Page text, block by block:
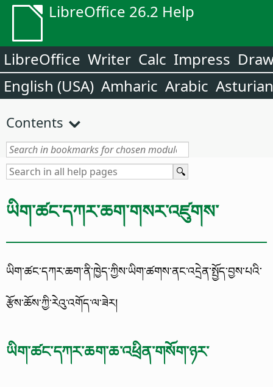
LibreOffice 26.2 Help
LibreOffice Writer Calc Impress
English (USA) Amharic Arabic Asturian
Contents
ཡིག་ཚང་དཀར་ཆག་གསར་འཛུགས་
ཡིག་ཚང་དཀར་ཆག་ནི་ཁྱེད་ཀྱིས་ཡིག་ཚགས་ནང་འདྲེན་སྤྱོད་བྱས་པའི་
རྩོས་ཆོས་ཀྱི་རེའུ་འགོད་ལ་ཟེར།
ཡིག་ཚང་དཀར་ཆག་ཆ་འཕྲིན་གསོག་ཉར་